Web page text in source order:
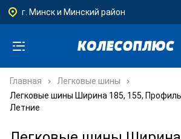
г. Минск и Минский район
Главная
Легковые шины
Легковые шины Ширина 185, 155,
Летние